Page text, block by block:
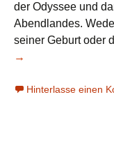
der Odyssee und
Abendlandes.
seiner Geburt oder
→
Hinterlasse einen